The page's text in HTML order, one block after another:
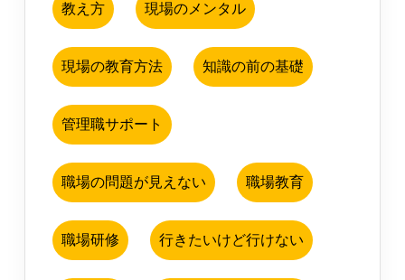
教え方 現場のメンタル
現場の教育方法 知識の前の基礎
管理職サポート
職場の問題が見えない 職場教育
職場研修 行きたいけど行けない